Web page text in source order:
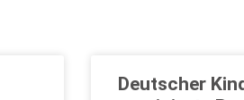
Deutscher